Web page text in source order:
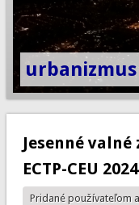
urbanizmus
Jesenné
ECTP-CEU 2024
Pridané používateľom